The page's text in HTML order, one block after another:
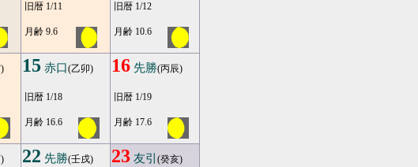
旧暦 1/11
月齢 9.6
旧暦 1/12
月齢 10.6
15 赤口(乙卯)
旧暦 1/18
月齢 16.6
16 先勝(丙辰)
旧暦 1/19
月齢 17.6
22 先勝(壬戌) 23 友引 (癸亥)